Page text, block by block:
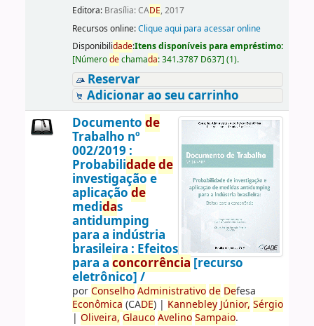
Editora: Brasília: CADE, 2017
Recursos online:Clique aqui para acessar online
Disponibilidade:Itens disponíveis para empréstimo:
[Númerodechamada:341.3787 D637] (1).
Reservar
Adicionar ao seu carrinho
Documento de
Trabalho nº
002/2019 :
Probabilidadede
investigação e
aplicação de
medidas
antidumping
para a indústria
brasileira : Efeitos
para a concorrência [recurso
eletrônico] /
porConselho Administrativo de Defesa
Econômica (CADE)| Kannebley Júnior, Sérgio
| Oliveira, Glauco Avelino Sampaio.